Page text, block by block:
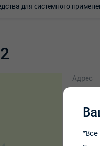
для системного
Адрес
*Все